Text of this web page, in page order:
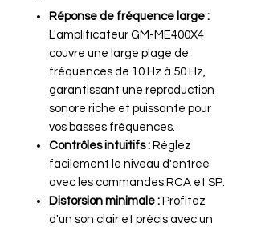
Réponse de fréquence large :
L'amplificateur GM-ME400X4
couvre une large plage de
fréquences de 10 Hz à 50 Hz,
garantissant une reproduction
sonore riche et puissante pour
vos basses fréquences.
Contrôles intuitifs : Réglez
facilement le niveau d'entrée
avec les commandes RCA et SP.
Distorsion minimale : Profitez
d'un son clair et précis avec un